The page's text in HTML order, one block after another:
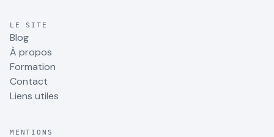
LE SITE
Blog
À propos
Formation
Contact
Liens utiles
MENTIONS